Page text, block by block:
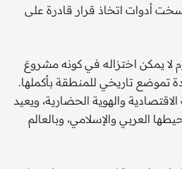
أدوات اتخاذ قرار قادرة على
لا يمكن اختزاله في كونه مشروعَ
تموضع تاريخي للمنطقة بأكملها.
والهوية الحضارية، ويعيد
العربي والإسلامي، وبالعالم